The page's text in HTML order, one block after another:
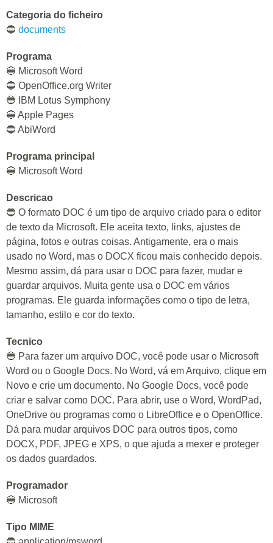
Categoria do ficheiro
🔵 documents
Programa
🔵 Microsoft Word
🔵 OpenOffice.org Writer
🔵 IBM Lotus Symphony
🔵 Apple Pages
🔵 AbiWord
Programa principal
🔵 Microsoft Word
Descricao
🔵 O formato DOC é um tipo de arquivo criado para o editor
de texto da Microsoft. Ele aceita texto, links, ajustes de
página, fotos e outras coisas. Antigamente, era o mais
usado no Word, mas o DOCX ficou mais conhecido depois.
Mesmo assim, dá para usar o DOC para fazer, mudar e
guardar arquivos. Muita gente usa o DOC em vários
programas. Ele guarda informações como o tipo de letra,
tamanho, estilo e cor do texto.
Tecnico
🔵 Para fazer um arquivo DOC, você pode usar o Microsoft
Word ou o Google Docs. No Word, vá em Arquivo, clique em
Novo e crie um documento. No Google Docs, você pode
criar e salvar como DOC. Para abrir, use o Word, WordPad,
OneDrive ou programas como o LibreOffice e o OpenOffice.
Dá para mudar arquivos DOC para outros tipos, como
DOCX, PDF, JPEG e XPS, o que ajuda a mexer e proteger
os dados guardados.
Programador
🔵 Microsoft
Tipo MIME